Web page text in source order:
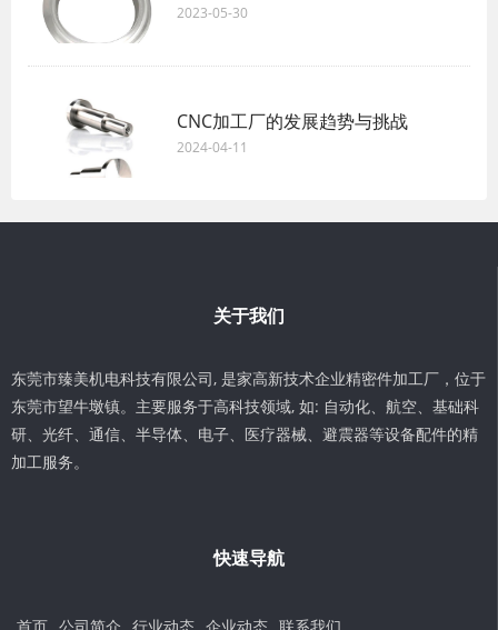
2023-05-30
CNC加工厂的发展趋势与挑战
2024-04-11
关于我们
东莞市臻美机电科技有限公司, 是家高新技术企业精密件加工厂，位于
东莞市望牛墩镇。主要服务于高科技领域, 如: 自动化、航空、基础科
研、光纤、通信、半导体、电子、医疗器械、避震器等设备配件的精
加工服务。
快速导航